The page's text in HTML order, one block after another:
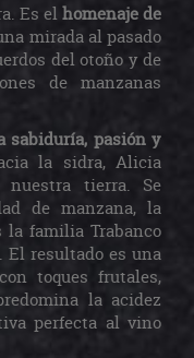
Es elhomenaje de
mirada al pasado
del otoño y de
de manzanas
sabiduría, pasión y
la sidra, Alicia
tierra. Se
de manzana, la
familia Trabanco
El resultado es una
toques frutales,
la acidez
perfecta al vino